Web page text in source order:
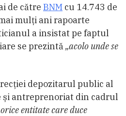
de către BNM cu 14.743 de
mulţi ani rapoarte
a insistat pe faptul
se prezintă„acolo unde se
depozitarul public al
antreprenoriat din cadrul
entitate care duce